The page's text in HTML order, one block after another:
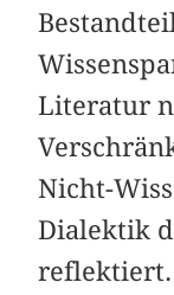
Literatur
Nicht-
Dialektik
reflektiert.